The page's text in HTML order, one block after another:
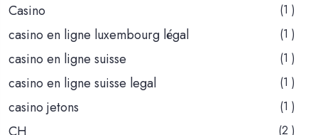
Casino (1 )
casino en ligne luxembourg légal (1 )
casino en ligne suisse (1 )
casino en ligne suisse legal (1 )
casino jetons (1 )
(2 )